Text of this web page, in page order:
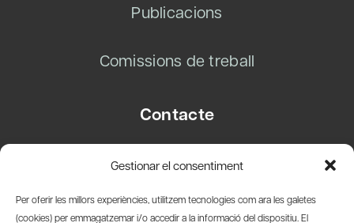
Gestionar el consentiment
Per oferir les millors experiències, utilitzem tecnologies com ara les galetes
(cookies) per emmagatzemar i/o accedir a la informació del dispositiu. El
Publicacions
Comissions de treball
Contacte
08003 Barcelona
info@amicsdelpais.com